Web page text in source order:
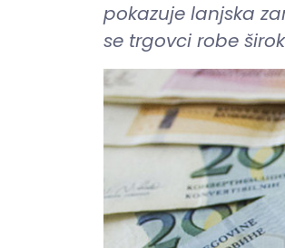
pokazuje lanjska
se trgovci robe